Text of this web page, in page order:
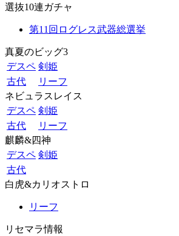
選抜10連ガチャ
第11回ログレス武器総選挙
真夏のビッグ3
デスペ 剣姫
古代
リーフ
ネビュラスレイス
デスペ 剣姫
古代
リーフ
麒麟&四神
デスペ 剣姫
古代
白虎&カリオストロ
リーフ
リセマラ情報